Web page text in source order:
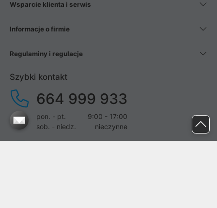
Wsparcie klienta i serwis
Informacje o firmie
Regulaminy i regulacje
Szybki kontakt
664 999 933
pon. - pt.
9:00 - 17:00
sob. - niedz.
nieczynne